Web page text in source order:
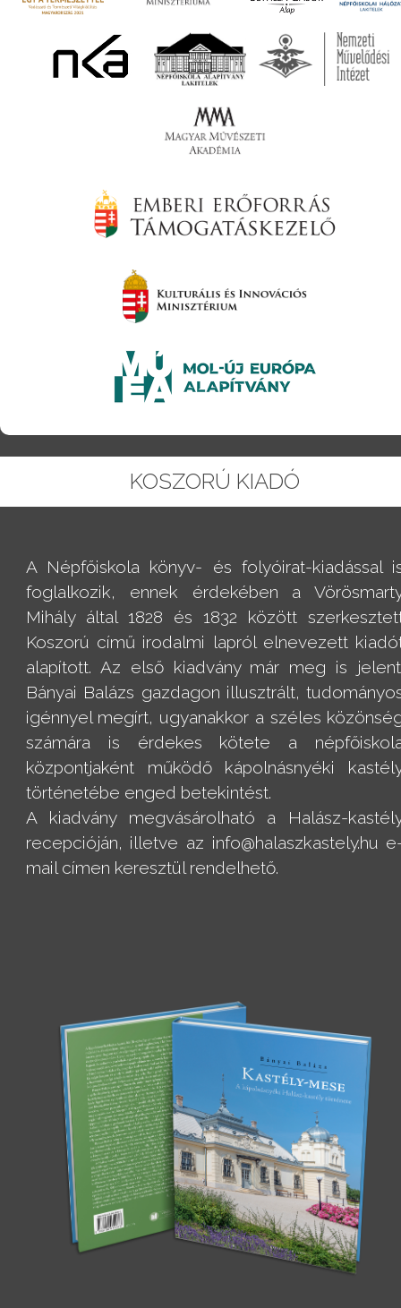
KOSZORÚ KIADÓ
A Népfőiskola könyv- és folyóirat-kiadással
foglalkozik, ennek érdekében a
Mihály által 1828 és 1832 között
Koszorú című irodalmi lapról elnevezett
alapított. Az első kiadvány már meg is
Bányai Balázs gazdagon illusztrált,
igénnyel megírt, ugyanakkor a széles
számára is érdekes kötete a
központjaként működő kápolnásnyéki
történetébe enged betekintést.
A kiadvány megvásárolható a Halász-
recepcióján, illetve az info@halaszkastely.hu
mail címen keresztül rendelhető.